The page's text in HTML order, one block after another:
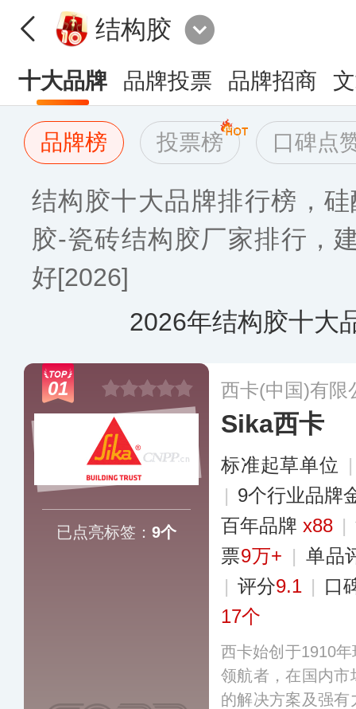
结构胶
十大品牌 品牌投票 品牌招商
品牌榜 投票榜 口碑点
结构胶十大品牌排行榜，
胶-瓷砖结构胶厂家排行，
好[2026]
2026年结构胶十大
01
已点亮标签： 9个
西卡(中国)有限
Sika西卡
标准起草单位
| 9个行业品牌
百年品牌x88 |
票9万+ | 单品
| 评分9.1 | 口
17个
西卡始创于1910
领航者，在国内
的解决方案及强